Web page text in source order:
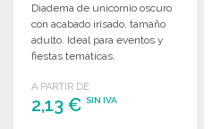
Diadema de unicornio oscuro
con acabado irisado, tamaño
adulto. Ideal para eventos y
fiestas temáticas.
A PARTIR DE
2,13 € SIN IVA